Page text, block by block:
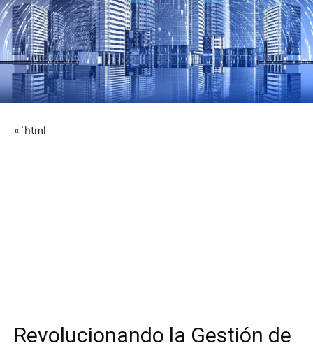
«`html
Revolucionando la Gestión de